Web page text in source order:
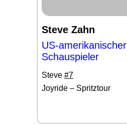
Steve Zahn
US-amerikanischer
Schauspieler
Steve #7
Joyride – Spritztour